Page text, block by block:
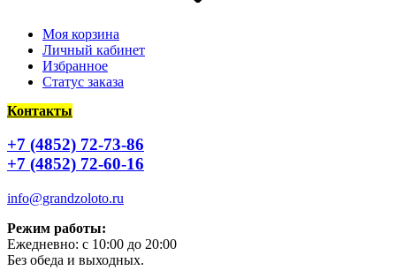
Моя корзина
Личный кабинет
Избранное
Статус заказа
Контакты
+7 (4852) 72-73-86
+7 (4852) 72-60-16
info@grandzoloto.ru
Режим работы:
Ежедневно: с 10:00 до 20:00
Без обеда и выходных.